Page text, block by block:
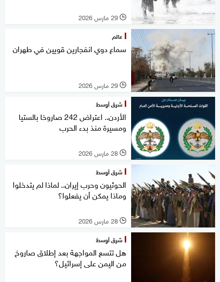
l 29 مارس 2026
عالم
سماع دوي انفجارين قويين في طهران
l 29 مارس 2026
شرق أوسط
الأردن.. اعتراض 242 صاروخا بالستيا
ومسيرة منذ بدء الحرب
l 28 مارس 2026
شرق أوسط
الحوثيون وحرب إيران.. لماذا لم يتدخلوا
وماذا يمكن أن يفعلوا؟
l 28 مارس 2026
شرق أوسط
هل تتسع المواجهة بعد إطلاق صاروخ
من اليمن على إسرائيل؟